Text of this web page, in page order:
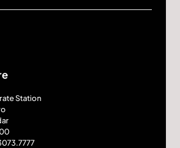
Marco Meimes
Station